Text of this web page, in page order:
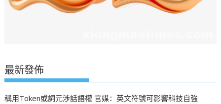
最新發佈
稱用Token或詞元涉話語權 官媒：英文符號可影響科技自強